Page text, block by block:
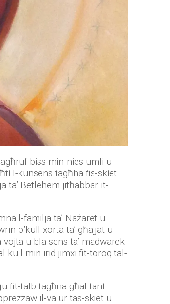
biss min-nies umli u
l-kunsens tagħha fis-skiet
ta’ Betlehem jitħabbar it-
l-familja ta’ Nażaret u
b’kull xorta ta’ għajjat u
u bla sens ta’ madwarek
kull min irid jimxi fit-toroq tal-
fit-talb tagħna għal tant
il-valur tas-skiet u